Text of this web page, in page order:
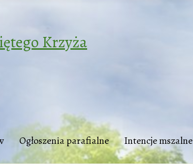
Krzyża
Ogłoszenia parafialne Intencje mszalne